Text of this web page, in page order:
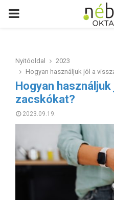
PRIMARY
Nyitóoldal
2023
Hogyan használjuk jól a
Hogyan
zacskókat?
2023.09.19.